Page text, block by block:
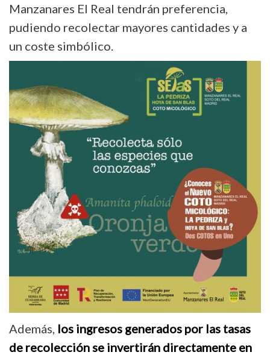
Manzanares El Real tendrán preferencia,
pudiendo recolectar mayores cantidades y a
un coste simbólico.
Además, los ingresos generados por las tasas
de recolección se invertirán directamente en